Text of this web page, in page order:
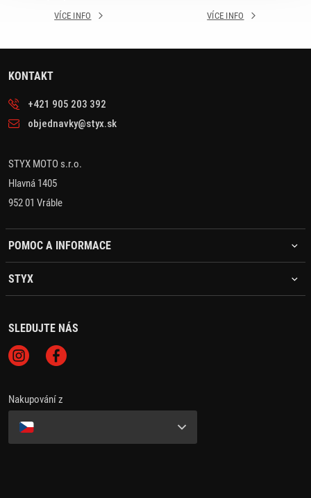
VÍCE INFO VÍCE INFO
KONTAKT
+421 905 203 392
objednavky@styx.sk
STYX MOTO s.r.o.
Hlavná 1405
952 01 Vráble
POMOC A INFORMACE
STYX
SLEDUJTE NÁS
Nakupování z